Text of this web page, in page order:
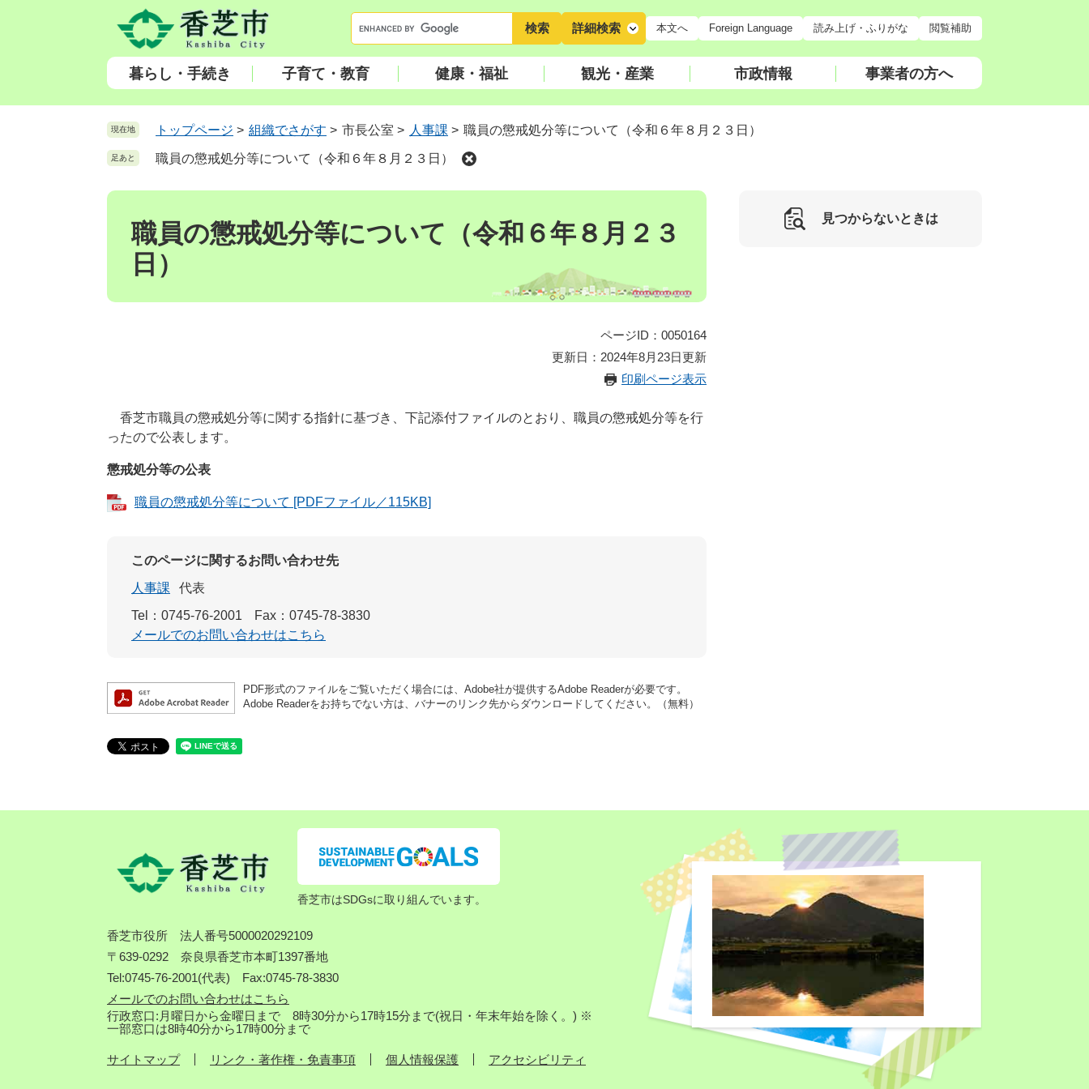
頭
飛
ー
ワ
ー
索
詳細検索 本文へ Foreign Language 読み上げ・ふりがな 閲覧補助
暮らし・手続き 子育て・教育 健康・福祉 観光・産業 市政情報 事業者の方へ
現在地 トップページ > 組織でさがす > 市長公室 > 人事課 > 職員の懲戒処分等について（令和６年８月２３日）
足あと 職員の懲戒処分等について（令和６年８月２３日）
本
職員の懲戒処分等について（令和６年８月２３
日）
ページID：0050164
更新日：2024年8月23日更新
印刷ページ表示
香芝市職員の懲戒処分等に関する指針に基づき、下記添付ファイルのとおり、職員の懲戒処分等を行
ったので公表します。
懲戒処分等の公表
職員の懲戒処分等について [PDFファイル／115KB]
このページに関するお問い合わせ先
人事課
代表
Tel：0745-76-2001
Fax：0745-78-3830
メールでのお問い合わせはこちら
PDF形式のファイルをご覧いただく場合には、Adobe社が提供するAdobe Readerが必要です。
Adobe Readerをお持ちでない方は、バナーのリンク先からダウンロードしてください。（無料）
見つからないときは
香芝市はSDGsに取り組んでいます。
香芝市役所
法人番号5000020292109
〒639-0292 奈良県香芝市本町1397番地
Tel:0745-76-2001(代表) Fax:0745-78-3830
メールでのお問い合わせはこちら
行政窓口:月曜日から金曜日まで 8時30分から17時15分まで(祝日・年末年始を除く。) ※
一部窓口は8時40分から17時00分まで
サイトマップ リンク・著作権・免責事項 個人情報保護 アクセシビリティ